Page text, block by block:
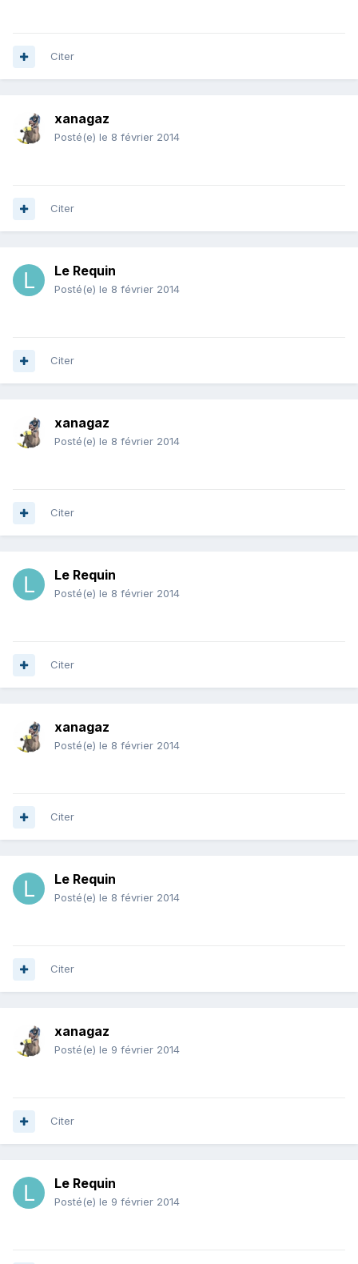
Citer
xanagaz
Posté(e) le 8 février 2014
Citer
Le Requin
Posté(e) le 8 février 2014
Citer
xanagaz
Posté(e) le 8 février 2014
Citer
Le Requin
Posté(e) le 8 février 2014
Citer
xanagaz
Posté(e) le 8 février 2014
Citer
Le Requin
Posté(e) le 8 février 2014
Citer
xanagaz
Posté(e) le 9 février 2014
Citer
Le Requin
Posté(e) le 9 février 2014